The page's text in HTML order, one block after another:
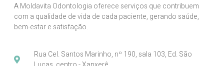
A Moldavita Odontologia oferece serviços que contribuem
com a qualidade de vida de cada paciente, gerando saúde,
bem-estar e satisfação.
Rua Cel. Santos Marinho, nº 190, sala 103, Ed. São